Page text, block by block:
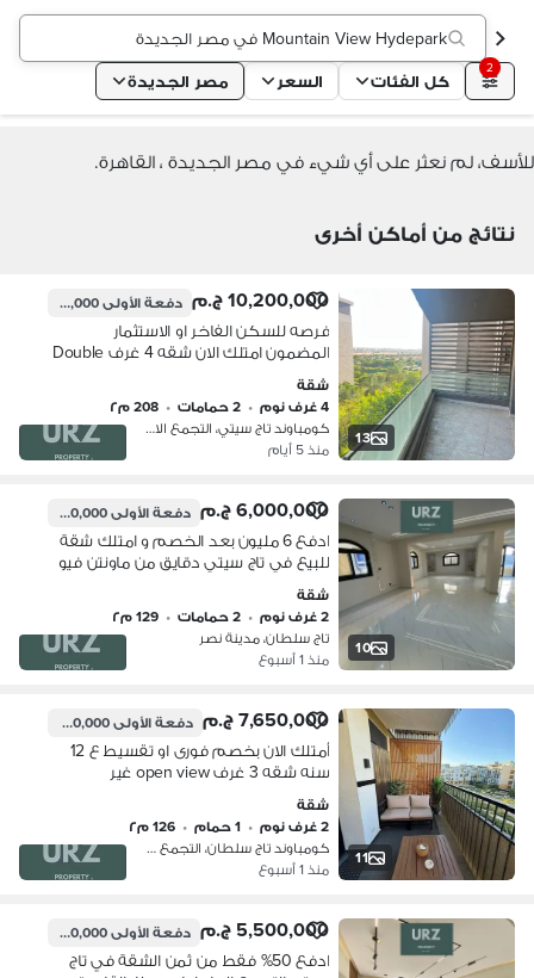
Mountain View Hydepark في مصر الجديدة
2
كل الفئات السعر مصر الجديدة
للأسف، لم نعثر على أي شيء في مصر الجديدة ، القاهرة.
نتائج من أماكن أخرى
13
10,200,000 ج.م دفعة الأولى1,350,000 ج.م
فرصه للسكن الفاخر او الاستثمار
المضمون امتلك الان شقه 4 غرف Double
مدينتي دقايق من ماونتن فيو هايد بارك
سوان ليك
شقة
4 غرف نوم
• 2 حمامات • 208 م٢
كومباوند تاج سيتي، التجمع الاول
منذ 5 أيام
10
6,000,000 ج.م دفعة الأولى1,100,000 ج.م
ادفع 6 مليون بعد الخصم و امتلك شقة
للبيع في تاج سيتي دقايق من ماونتن فيو
و بالم هيلز التجمع و ميفيدا و هايد بارك و
مدينتي و سراى و الرحاب و الشروق
شقة
2 غرف نوم
• 2 حمامات • 129 م٢
تاج سلطان، مدينة نصر
منذ 1 أسبوع
11
7,650,000 ج.م دفعة الأولى1,000,000 ج.م
أمتلك الان بخصم فورى او تقسيط ع 12
سنه شقه 3 غرف open view غير
مجروحه نهائى على طريق السويس أمام
مدينتى بالقرب من الرحاب ماونتن فيو هايد
بارك سوديك
شقة
2 غرف نوم
• 1 حمام • 126 م٢
كومباوند تاج سلطان، التجمع الاول
منذ 1 أسبوع
5,500,000 ج.م دفعة الأولى1,100,000 ج.م
ادفع 50% فقط من ثمن الشقة في تاج